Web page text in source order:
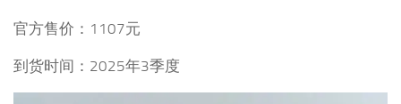
官方售价：1107元
到货时间：2025年3季度